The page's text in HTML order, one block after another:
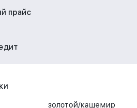
прайс
золотой/кашемир